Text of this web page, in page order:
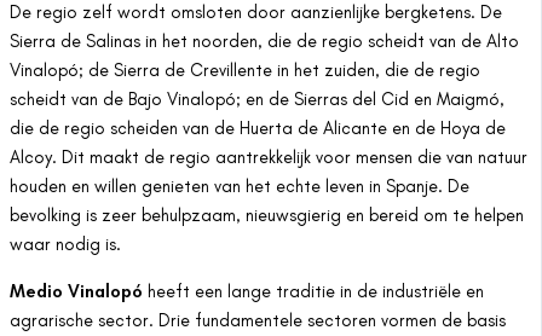
De regio zelf wordt omsloten door aanzienlijke bergketens. De
Sierra de Salinas in het noorden, die de regio scheidt van de Alto
Vinalopó; de Sierra de Crevillente in het zuiden, die de regio
scheidt van de Bajo Vinalopó; en de Sierras del Cid en Maigmó,
die de regio scheiden van de Huerta de Alicante en de Hoya de
Alcoy. Dit maakt de regio aantrekkelijk voor mensen die van natuur
houden en willen genieten van het echte leven in Spanje. De
bevolking is zeer behulpzaam, nieuwsgierig en bereid om te helpen
waar nodig is.
Medio Vinalopó heeft een lange traditie in de industriële en
agrarische sector. Drie fundamentele sectoren vormen de basis